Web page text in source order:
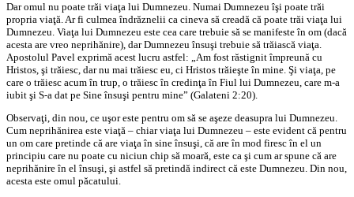
Dar omul nu poate trăi viaţa lui Dumnezeu. Numai Dumnezeu îşi poate trăi
propria viaţă. Ar fi culmea îndrăznelii ca cineva să creadă că poate trăi viaţa lui
Dumnezeu. Viaţa lui Dumnezeu este cea care trebuie să se manifeste în om (dacă
acesta are vreo neprihănire), dar Dumnezeu însuşi trebuie să trăiască viaţa.
Apostolul Pavel exprimă acest lucru astfel: „Am fost răstignit împreună cu
Hristos, şi trăiesc, dar nu mai trăiesc eu, ci Hristos trăieşte în mine. Şi viaţa, pe
care o trăiesc acum în trup, o trăiesc în credinţa în Fiul lui Dumnezeu, care m-a
iubit şi S-a dat pe Sine însuşi pentru mine” (Galateni 2:20).
Observaţi, din nou, ce uşor este pentru om să se aşeze deasupra lui Dumnezeu.
Cum neprihănirea este viaţă – chiar viaţa lui Dumnezeu – este evident că pentru
un om care pretinde că are viaţa în sine însuşi, că are în mod firesc în el un
principiu care nu poate cu niciun chip să moară, este ca şi cum ar spune că are
neprihănire în el însuşi, şi astfel să pretindă indirect că este Dumnezeu. Din nou,
acesta este omul păcatului.